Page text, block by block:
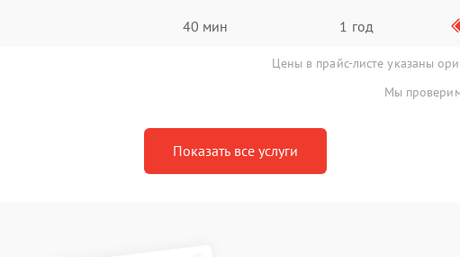
40 мин 1 год
Цены в прайс-листе указаны
Мы
Показать все услуги